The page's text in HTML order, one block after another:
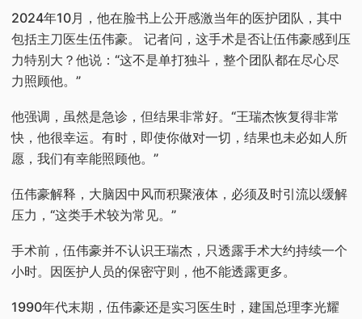
2024年10月，他在脸书上公开感激当年的医护团队，其中
包括主刀医生伍伟豪。 记者问，这手术是否让伍伟豪感到压
力特别大？他说：“这不是单打独斗，整个团队都在尽心尽
力照顾他。”
他强调，虽然是急诊，但结果非常好。“王瑞杰恢复得非常
快，他很幸运。有时，即使你做对一切，结果也未必如人所
愿，我们有幸能照顾他。”
伍伟豪解释，大脑因中风而积聚液体，必须及时引流以缓解
压力，“这类手术较为常见。”
手术前，伍伟豪并不认识王瑞杰，只透露手术大约持续一个
小时。因医护人员的保密守则，他不能透露更多。
1990年代末期，伍伟豪还是实习医生时，建国总理李光耀